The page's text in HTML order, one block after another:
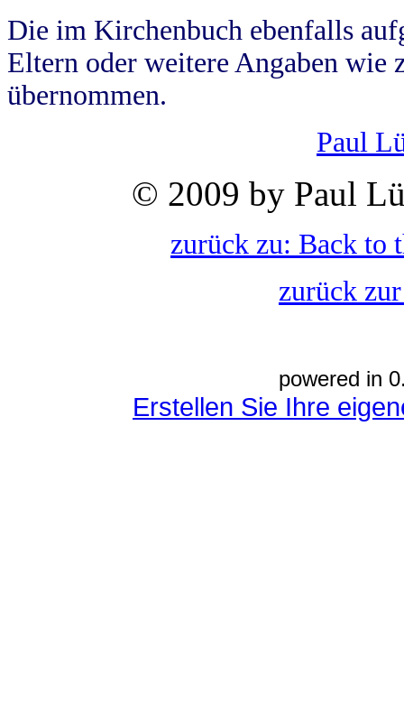
Die im Kirchenbuch ebenfalls
Eltern oder weitere Angaben wie
übernommen.
Paul
© 2009 by Paul
zurück zu: Back to
zurück
powered in
Erstellen Sie Ihre